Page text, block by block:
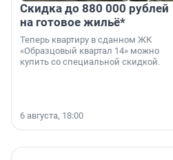
Скидка до 880 000 рублей
на готовое жильё*
Теперь квартиру в сданном ЖК
«Образцовый квартал 14» можно
купить со специальной скидкой.
6 августа, 18:00